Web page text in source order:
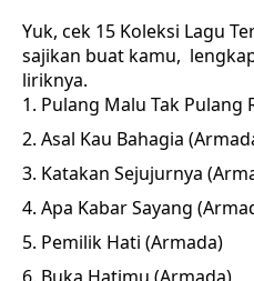
Yuk, cek 15 Koleksi Lagu
sajikan buat kamu,
liriknya.
Pulang Malu Tak Pulang
Asal Kau Bahagia
Katakan Sejujurnya
Apa Kabar Sayang
Pemilik Hati (Armada)